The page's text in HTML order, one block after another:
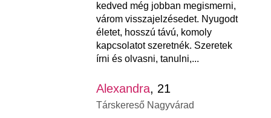
kedved még jobban megismerni,
várom visszajelzésedet. Nyugodt
életet, hosszú távú, komoly
kapcsolatot szeretnék. Szeretek
írni és olvasni, tanulni,...
Alexandra, 21
Társkereső Nagyvárad